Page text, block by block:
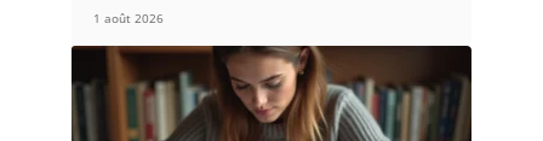
1 août 2026